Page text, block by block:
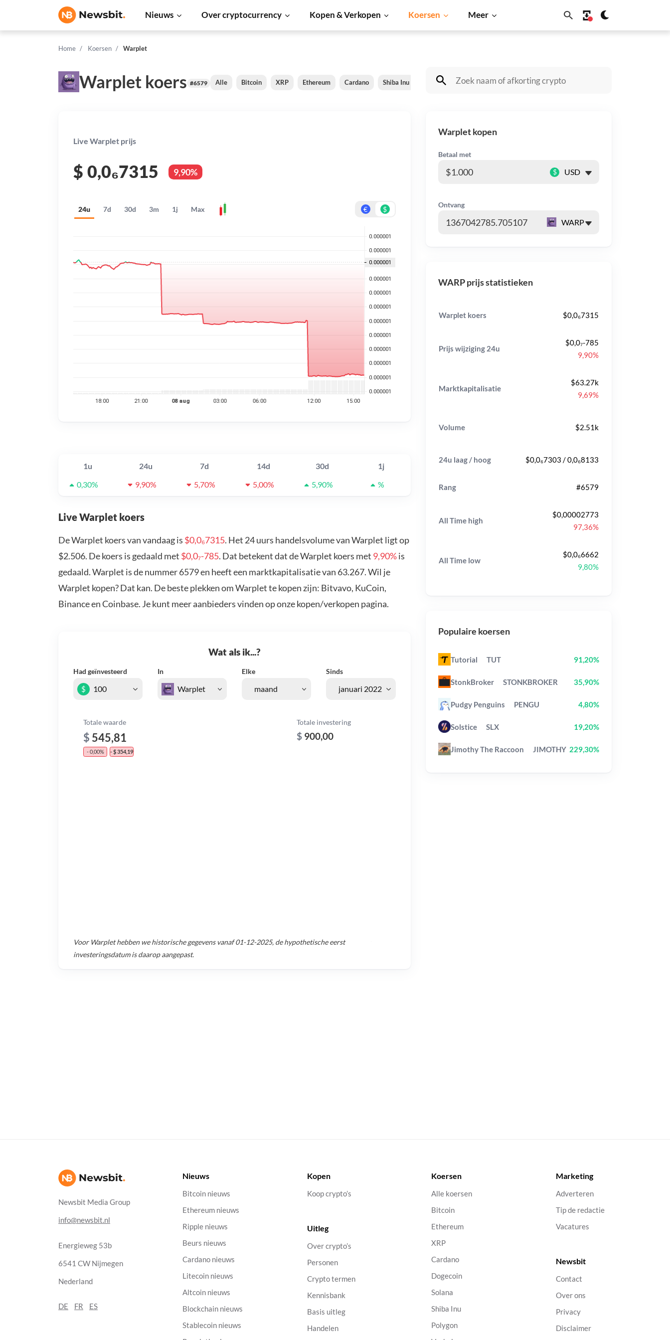
Nieuws Over cryptocurrency Kopen & Verkopen Koersen Meer
Home Koersen Warplet
Warplet koers #6579 Alle Bitcoin XRP Ethereum Cardano Shiba Inu Dogecoin Solana BNB
Live Warplet prijs
$ 0,0₆7315 9,90%
24u 7d 30d 3m 1j Max € $
1u 24u 7d 14d 30d
1j
0,30%
9,90% 5,70% 5,00% 5,90% %
Live Warplet koers
De Warplet koers van vandaag is $0,0₆7315. Het 24 uurs handelsvolume van Warplet ligt op
$2.506. De koers is gedaald met $0,0₇-785. Dat betekent dat de Warplet koers met 9,90%is
gedaald. Warplet is de nummer 6579 en heeft een marktkapitalisatie van 63.267. Wil je
Warplet kopen? Dat kan. De beste plekken om Warplet te kopen zijn: Bitvavo, KuCoin,
Binance en Coinbase. Je kunt meer aanbieders vinden op onze kopen/verkopen pagina.
Wat als ik...?
Had geïnvesteerd In Elke Sinds
$
Totale waarde
$ 545,81
- 0,00% - $ 354,19
Totale investering
$ 900,00
Voor Warplethebben we historische gegevens vanaf01-12-2025, de hypothetische eerst
investeringsdatum is daarop aangepast.
Warplet kopen
Betaal met
$
Ontvang
WARP prijs statistieken
Warplet koers $0,0₆7315
Prijs wijziging 24u
$0,0₇-785
9,90%
Marktkapitalisatie
$63.27k
9,69%
Volume $2.51k
24u laag / hoog $0,0₆7303 / 0,0₆8133
Rang #6579
All Time high
$0,00002773
97,36%
All Time low
$0,0₆6662
9,80%
Populaire koersen
Tutorial TUT 91,20%
StonkBroker STONKBROKER 35,90%
Pudgy Penguins PENGU 4,80%
Solstice SLX 19,20%
Jimothy The Raccoon JIMOTHY 229,30%
Newsbit Media Group
info@newsbit.nl
Energieweg 53b
6541 CW Nijmegen
Nederland
DE FR ES
Nieuws
Bitcoin nieuws
Ethereum nieuws
Ripple nieuws
Beurs nieuws
Cardano nieuws
Litecoin nieuws
Altcoin nieuws
Blockchain nieuws
Stablecoin nieuws
Kopen
Koop crypto’s
Uitleg
Over crypto’s
Personen
Crypto termen
Kennisbank
Basis uitleg
Handelen
Koersen
Alle koersen
Bitcoin
Ethereum
XRP
Cardano
Dogecoin
Solana
Shiba Inu
Polygon
Marketing
Adverteren
Tip de redactie
Vacatures
Newsbit
Contact
Over ons
Privacy
Disclaimer